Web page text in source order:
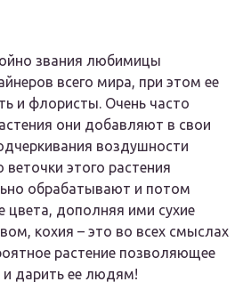
звания любимицы
всего мира, при этом ее
и флористы. Очень часто
они добавляют в свои
воздушности
веточки этого растения
обрабатывают и потом
цвета, дополняя ими сухие
кохия – это во всех смыслах
растение позволяющее
и дарить ее людям!